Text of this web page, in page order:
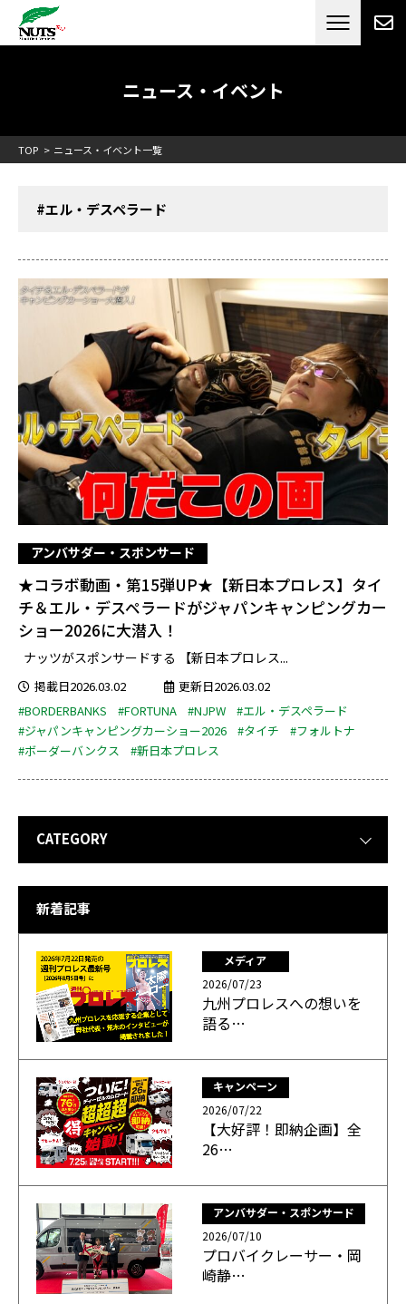
日本最大級のキャンピングカーメーカー
RV[テレビCM放送]
ニュース・イベント
TOP ニュース・イベント一覧
#エル・デスペラード
アンバサダー・スポンサード
★コラボ動画・第15弾UP★【新日本プロレス】タイ
チ＆エル・デスペラードがジャパンキャンピングカー
ショー2026に大潜入！
ナッツがスポンサードする 【新日本プロレス...
掲載日2026.03.02
更新日2026.03.02
#BORDERBANKS
#FORTUNA #NJPW
#エル・デスペラード
#ジャパンキャンピングカーショー2026
#タイチ
#フォルトナ
#ボーダーバンクス
#新日本プロレス
CATEGORY
新着記事
メディア
2026/07/23
九州プロレスへの想いを
語る…
キャンペーン
2026/07/22
【大好評！即納企画】全
26…
アンバサダー・スポンサード
2026/07/10
プロバイクレーサー・岡
崎静…